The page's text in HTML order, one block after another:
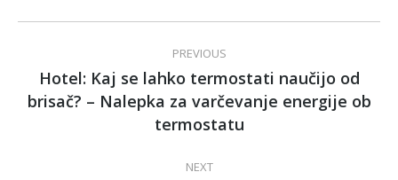
navigation
PREVIOUS
Previous
post:
Hotel: Kaj se lahko termostati naučijo od
brisač? – Nalepka za varčevanje energije ob
termostatu
NEXT